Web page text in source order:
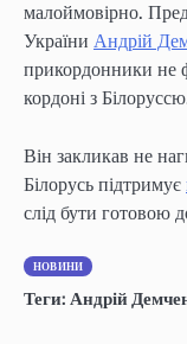
малоймовірно.
України Андрій
прикордонники не
кордоні з
Він закликав не
Білорусь підтримує
слід бути готовою
НОВИНИ
Теги: Андрій